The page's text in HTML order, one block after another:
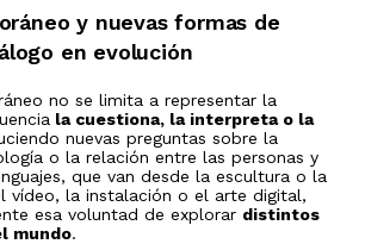
y nuevas formas de
en evolución
no se limita a representar la
la cuestiona, la interpreta o la
nuevas preguntas sobre la
o la relación entre las personas y
que van desde la escultura o la
vídeo, la instalación o el arte digital,
esa voluntad de explorar distintos
mundo.